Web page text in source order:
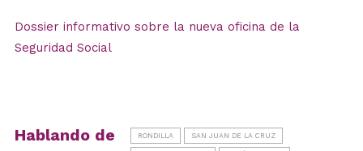
Dossier informativo sobre la nueva oficina de la
Seguridad Social
Hablando de RONDILLA SAN JUAN DE LA CRUZ